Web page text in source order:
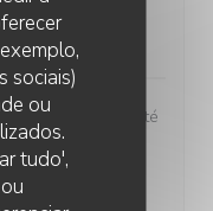
sociais)
ou
tudo',
quality_price
le rapport qualité
un